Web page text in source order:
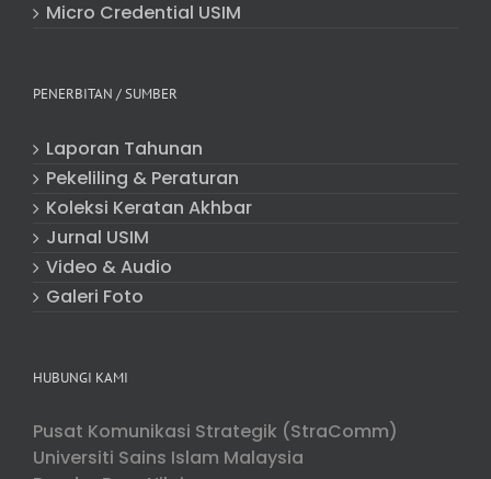
Micro Credential USIM
PENERBITAN / SUMBER
Laporan Tahunan
Pekeliling & Peraturan
Koleksi Keratan Akhbar
Jurnal USIM
Video & Audio
Galeri Foto
HUBUNGI KAMI
Pusat Komunikasi Strategik (StraComm)
Universiti Sains Islam Malaysia